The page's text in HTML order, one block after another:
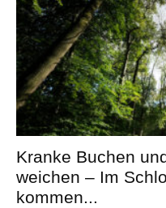
Kranke Buchen
weichen – Im
kommen...